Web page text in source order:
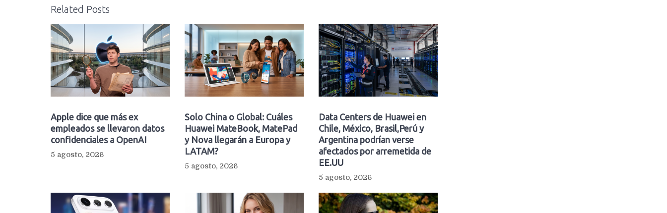
Related Posts
Apple dice que más ex
empleados se llevaron datos
confidenciales a OpenAI
5 agosto, 2026
Solo China o Global: Cuáles
Huawei MateBook, MatePad
y Nova llegarán a Europa y
LATAM?
5 agosto, 2026
Data Centers de Huawei en
Chile, México, Brasil,Perú y
Argentina podrían verse
afectados por arremetida de
EE.UU
5 agosto, 2026